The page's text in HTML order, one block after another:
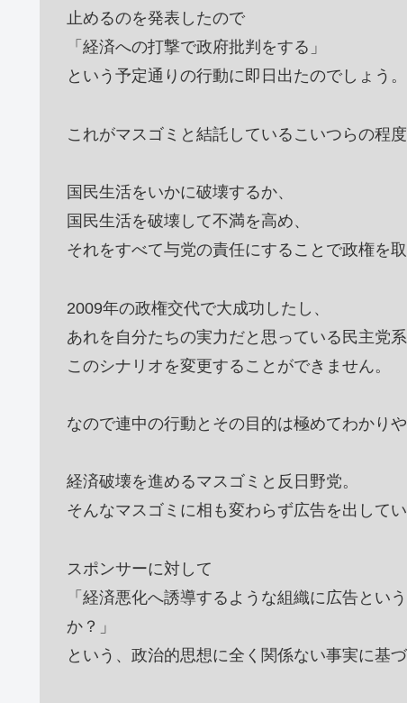
止めるのを発表したので
「経済への打撃で政府批判をする」
という予定通りの行動に即日出たのでしょう。
これがマスゴミと結託しているこいつらの程度
国民生活をいかに破壊するか、
国民生活を破壊して不満を高め、
それをすべて与党の責任にすることで政権を取
2009年の政権交代で大成功したし、
あれを自分たちの実力だと思っている民主党
このシナリオを変更することができません。
なので連中の行動とその目的は極めてわかりや
経済破壊を進めるマスゴミと反日野党。
そんなマスゴミに相も変わらず広告を出して
スポンサーに対して
「経済悪化へ誘導するような組織に広告とい
か？」
という、政治的思想に全く関係ない事実に基